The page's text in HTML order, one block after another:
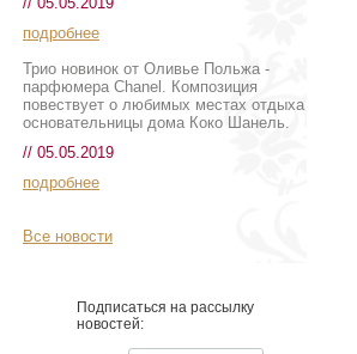
подробнее
Трио новинок от Оливье Польжа -
парфюмера Chanel. Композиция
повествует о любимых местах отдыха
основательницы дома Коко Шанель.
// 05.05.2019
подробнее
Все новости
Подписаться на рассылку
новостей: